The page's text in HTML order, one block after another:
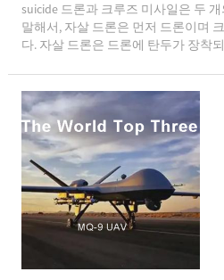
suicide 드론과 크루즈 미사일은 두
말해서, 자살 드론은 먼저 드론이며
다. 자살 드론은 드론에 탄두가 장착